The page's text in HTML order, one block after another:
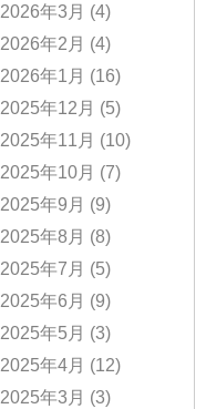
2026年3月 (4)
2026年2月 (4)
2026年1月 (16)
2025年12月 (5)
2025年11月 (10)
2025年10月 (7)
2025年9月 (9)
2025年8月 (8)
2025年7月 (5)
2025年6月 (9)
2025年5月 (3)
2025年4月 (12)
2025年3月 (3)